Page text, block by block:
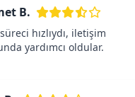
B.
hızlıydı, iletişim
yardımcı oldular.